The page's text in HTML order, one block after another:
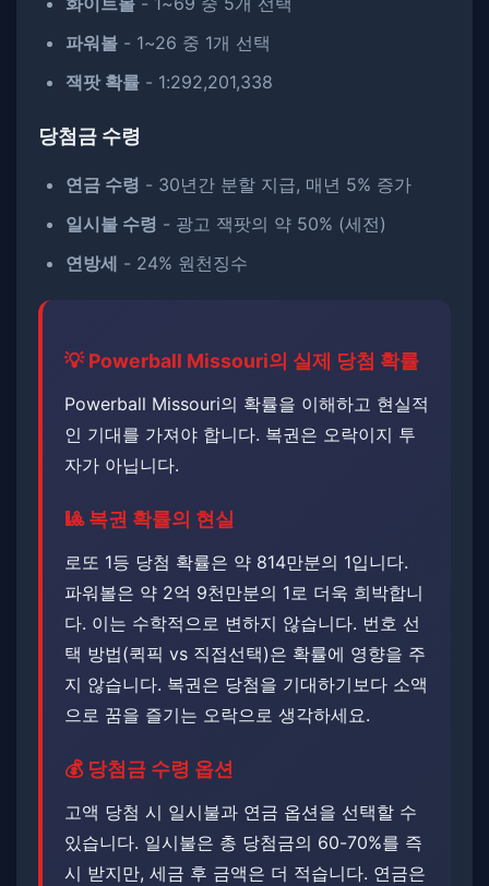
파워볼 - 1~26 중 1개 선택
잭팟 확률 - 1:292,201,338
당첨금 수령
연금 수령 - 30년간 분할 지급, 매년 5% 증가
일시불 수령 - 광고 잭팟의 약 50% (세전)
연방세 - 24% 원천징수
💡 Powerball Missouri의 실제 당첨 확률
Powerball Missouri의 확률을 이해하고 현실적
인 기대를 가져야 합니다. ​복권은 오락이지 투
자가 아닙니다.
🎱 복권 확률의 현실
로또 1등 당첨 확률은 약 814만분의 1입니다. ​
파워볼은 약 2억 9천만분의 1로 더욱 희박합니
다. 이는 수학적으로 변하지 않습니다. ​번호 선
택 방법(퀵픽 vs 직접선택)은 확률에 영향을 주
지 않습니다. ​복권은 당첨을 기대하기보다 소액
으로 꿈을 즐기는 오락으로 생각하세요.
💰 당첨금 수령 옵션
고액 당첨 시 일시불과 연금 옵션을 선택할 수
있습니다. 일시불은 총 당첨금의 60-70%를 즉
시 받지만, 세금 후 금액은 더 적습니다. ​연금은